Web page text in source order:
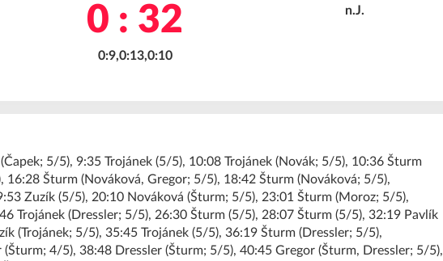
0 : 32
0:9,0:13,0:10
5/5), 9:35 Trojánek (5/5), 10:08 Trojánek (Novák; 5/5), 10:36 Šturm
16:28 Šturm (Nováková, Gregor; 5/5), 18:42 Šturm (Nováková; 5/5),
Zuzík (5/5), 20:10 Nováková (Šturm; 5/5), 23:01 Šturm (Moroz; 5/5),
Trojánek (Dressler; 5/5), 26:30 Šturm (5/5), 28:07 Šturm (5/5), 32:19 Pavlík
(Trojánek; 5/5), 35:45 Trojánek (5/5), 36:19 Šturm (Dressler; 5/5),
4/5), 38:48 Dressler (Šturm; 5/5), 40:45 Gregor (Šturm, Dressler; 5/5),